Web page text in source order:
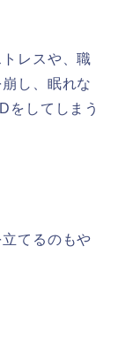
レスや、職
し、眠れな
をしてしまう
てるのもや